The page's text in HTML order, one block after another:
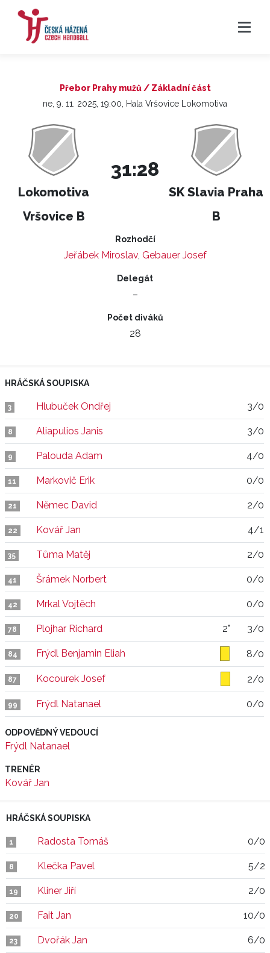
Přebor Prahy mužů / Základní část
ne, 9. 11. 2025, 19:00, Hala Vršovice Lokomotiva
Lokomotiva
Vršovice B
31:28
SK Slavia Praha
B
Rozhodčí
Jeřábek Miroslav, Gebauer Josef
Delegát
–
Počet diváků
28
HRÁČSKÁ SOUPISKA
3 Hlubuček Ondřej 3/0
8 Aliapulios Janis 3/0
9 Palouda Adam 4/0
11 Markovič Erik 0/0
21 Němec David 2/0
22 Kovář Jan 4/1
35 Tůma Matěj 2/0
41 Šrámek Norbert 0/0
42 Mrkal Vojtěch 0/0
78 Plojhar Richard 2" 3/0
84 Frýdl Benjamin Eliah 8/0
87 Kocourek Josef 2/0
99 Frýdl Natanael 0/0
ODPOVĚDNÝ VEDOUCÍ
Frýdl Natanael
TRENÉR
Kovář Jan
HRÁČSKÁ SOUPISKA
1 Radosta Tomáš 0/0
8 Klečka Pavel 5/2
19 Kliner Jiří 2/0
20 Fait Jan 10/0
23 Dvořák Jan 6/0